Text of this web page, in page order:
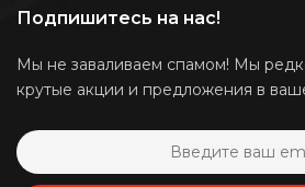
Подпишитесь на нас!
Мы не заваливаем спамом! Мы
крутые акции и предложения в